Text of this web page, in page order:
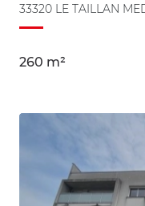
33320 LE TAILLAN
260 m²